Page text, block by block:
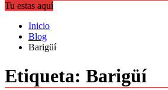
Tu estas aquí
Inicio
Blog
Barigüí
Etiqueta: Barigüí